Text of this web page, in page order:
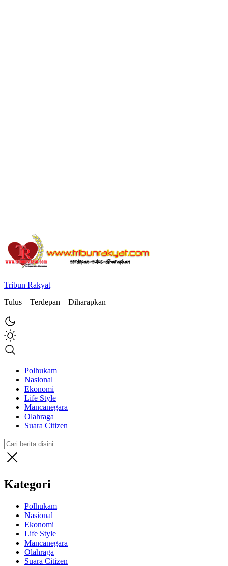
Tribun Rakyat
Tulus – Terdepan – Diharapkan
Polhukam
Nasional
Ekonomi
Life Style
Mancanegara
Olahraga
Suara Citizen
Kategori
Polhukam
Nasional
Ekonomi
Life Style
Mancanegara
Olahraga
Suara Citizen